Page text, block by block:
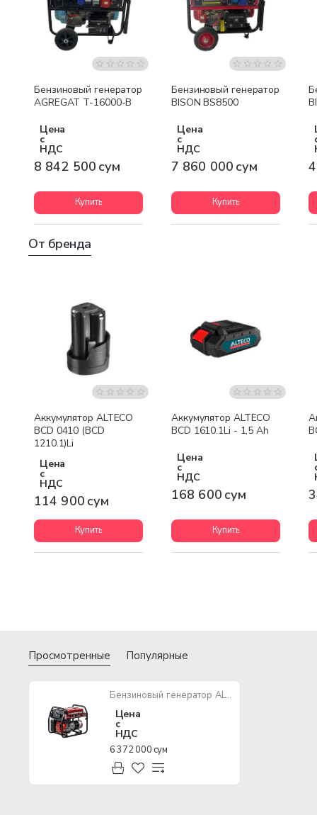
Бесплатная доставка
Бензиновый генератор
AGREGAT T-16000-B
Цена
с
НДС
8 842 500 сум
Купить
Бесплатная доставка
Бензиновый генератор
BISON BS8500
Цена
с
НДС
7 860 000 сум
Купить
От бренда
Аккумулятор ALTECO
BCD 0410 (BCD
1210.1)Li
Цена
с
НДС
114 900 сум
Купить
Аккумулятор ALTECO
BCD 1610.1Li - 1,5 Ah
Цена
с
НДС
168 600 сум
Купить
Просмотренные Популярные
Бензиновый генератор ALTECO STANDART APG 7000 (N)
Цена
с
НДС
6 372 000 сум